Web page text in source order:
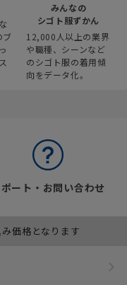
ブ
みんなの
シゴト服ずかん
12,000人以上の業界
や職種、シーンなど
のシゴト服の着用傾
向をデータ化。
ート・お問い合わせ
価格となります